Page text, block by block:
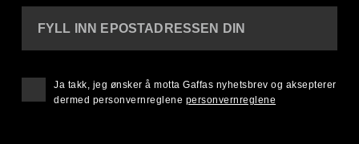
FYLL INN EPOSTADRESSEN DIN
Ja takk, jeg ønsker å motta Gaffas nyhetsbrev og aksepterer
dermed personvernreglene personvernreglene